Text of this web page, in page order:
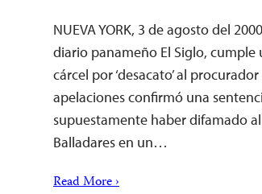
NUEVA YORK, 3 de agosto del
diario panameño El Siglo,
cárcel por ‘desacato’ al
apelaciones confirmó una
supuestamente haber difamado
Balladares en un…
Read More ›